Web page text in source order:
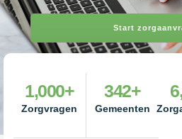
Start
Zorgvragen
1,000+
Gemeenten
342+